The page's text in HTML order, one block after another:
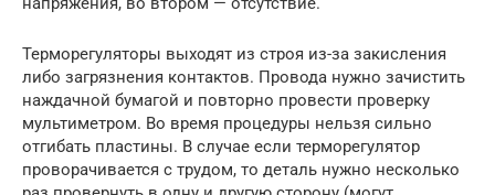
Терморегуляторы выходят из строя из-за закисления
либо загрязнения контактов. Провода нужно зачистить
наждачной бумагой и повторно провести проверку
мультиметром. Во время процедуры нельзя сильно
отгибать пластины. В случае если терморегулятор
проворачивается с трудом, то деталь нужно несколько